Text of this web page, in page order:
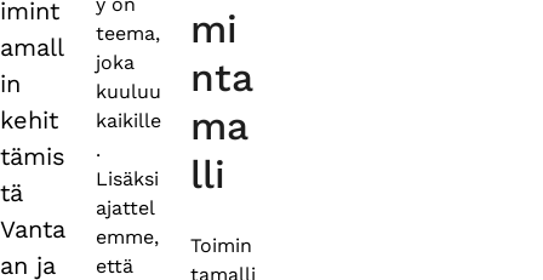
imint
amall
in
kehit
tämis
tä
Vanta
an ja
teema,
joka
kuuluu
kaikille
.
Lisäksi
ajattel
emme,
että
mi
nta
ma
lli
Toimin
tamalli